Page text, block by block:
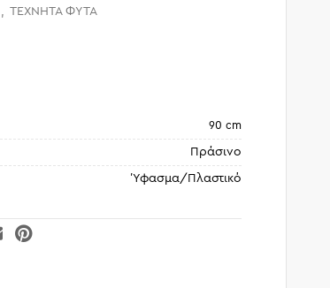
, ΤΕΧΝΗΤΑ ΦΥΤΑ
90 cm
Πράσινο
Ύφασμα/Πλαστικό